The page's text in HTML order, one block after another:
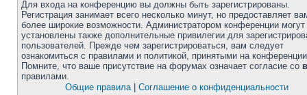
Для входа на конференцию вы должны быть зарегистрированы.
Регистрация занимает всего несколько минут, но предоставляет
более широкие возможности. Администратором конференции
установлены также дополнительные привилегии для
пользователей. Прежде чем зарегистрироваться, вам следует
ознакомиться с правилами и политикой, принятыми на
Помните, что ваше присутствие на форумах означает согласие со
правилами.
Общие правила| Соглашение о конфиденциальности